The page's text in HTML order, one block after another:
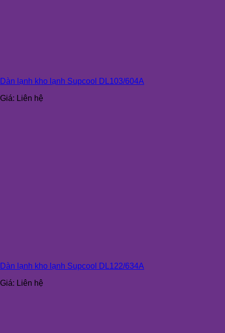
Dàn lạnh kho lạnh Supcool DL103/604A
Giá: Liên hệ
Dàn lạnh kho lạnh Supcool DL122/634A
Giá: Liên hệ